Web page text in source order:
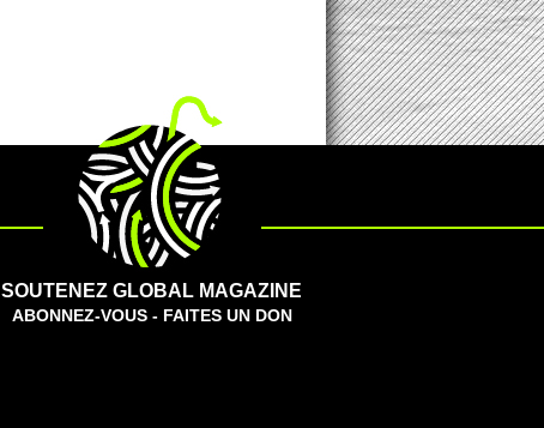
SOUTENEZ GLOBAL MAGAZINE
ABONNEZ-VOUS - FAITES UN DON